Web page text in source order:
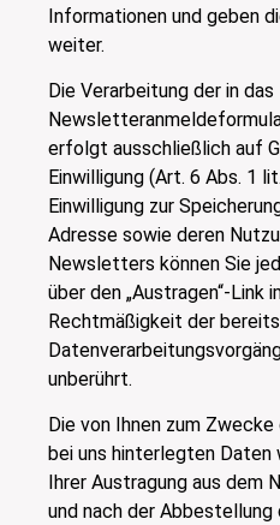
Informationen und geben
weiter.
Die Verarbeitung der in das
erfolgt ausschließlich auf
Einwilligung (Art. 6 Abs. 1
Einwilligung zur
Adresse sowie deren
Newsletters können Sie
über den „Austragen“-Link
Rechtmäßigkeit der
unberührt.
Die von Ihnen zum
bei uns hinterlegten Daten
Ihrer Austragung aus
und nach der